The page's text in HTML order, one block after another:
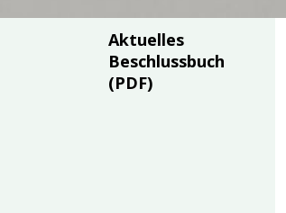
Aktuelles
Beschlussbuch
(PDF)